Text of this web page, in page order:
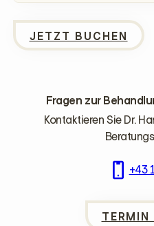
JETZT BUCHEN
Fragen zur
Kontaktieren Sie Dr.
+43
TERMIN